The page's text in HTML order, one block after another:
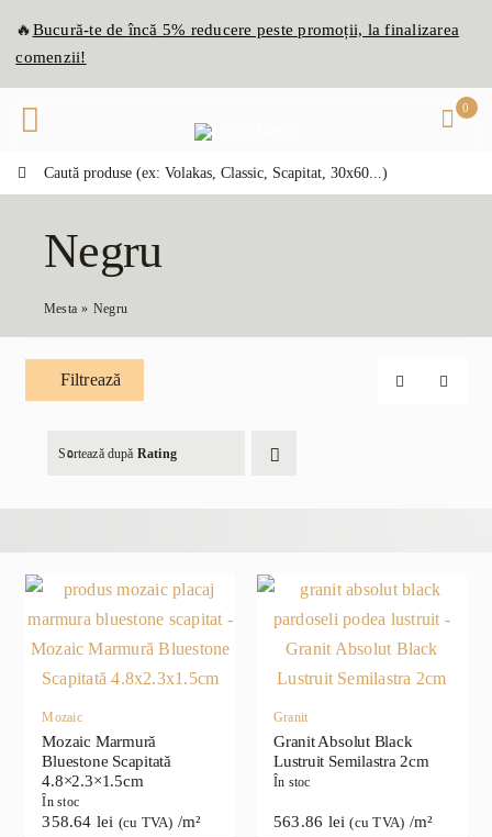
🔥Bucură-te deîncă 5% reducere peste promoții, la finalizarea
comenzii!
0
Negru
Mesta Negru
Filtrează
Sortează după Rating
Mozaic
Mozaic Marmură
Bluestone Scapitată
4.8×2.3×1.5cm
În stoc
358.64 lei (cu TVA) /m²
Granit
Granit Absolut Black
Lustruit Semilastra 2cm
În stoc
563.86 lei (cu TVA) /m²